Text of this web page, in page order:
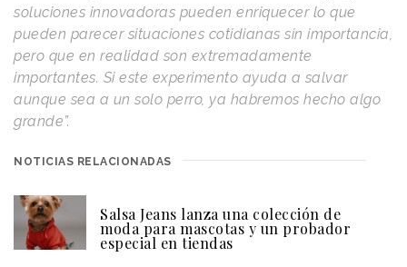
soluciones innovadoras pueden enriquecer lo que
pueden parecer situaciones cotidianas sin importancia,
pero que en realidad son extremadamente
importantes. Si este experimento ayuda a salvar
aunque sea a un solo perro, ya habremos hecho algo
grande”.
NOTICIAS RELACIONADAS
Salsa Jeans lanza una colección de
moda para mascotas y un probador
especial en tiendas